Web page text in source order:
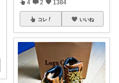
4 2 1384
コレ いいね